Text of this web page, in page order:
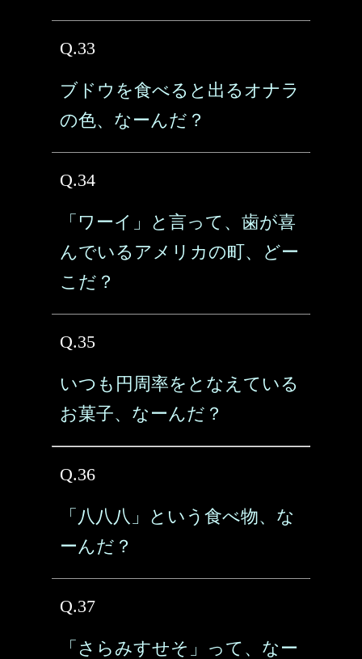
Q.33
ブドウを食べると出るオナラ
の色、なーんだ？
Q.34
「ワーイ」と言って、歯が喜
んでいるアメリカの町、どー
こだ？
Q.35
いつも円周率をとなえている
お菓子、なーんだ？
Q.36
「八八八」という食べ物、な
ーんだ？
Q.37
「さらみすせそ」って、なー